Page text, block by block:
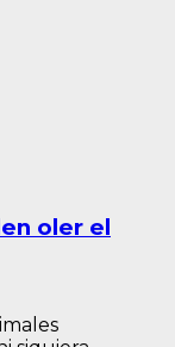
oler el